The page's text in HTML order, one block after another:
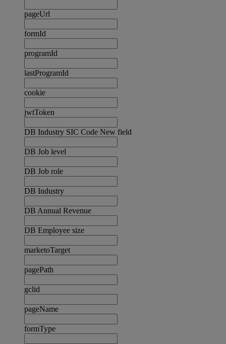
pageUrl
formId
programId
lastProgramId
cookie
jwtToken
DB Industry SIC Code New field
DB Job level
DB Job role
DB Industry
DB Annual Revenue
DB Employee size
marketoTarget
pagePath
gclid
pageName
formType